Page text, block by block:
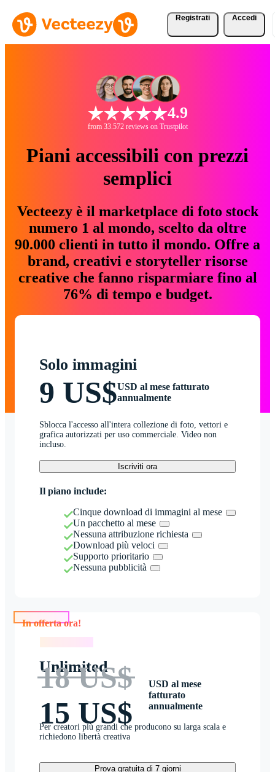
Registrati Accedi
4.9
from 33.572 reviews on Trustpilot
Piani accessibili con prezzi
semplici
Vecteezy è il marketplace di foto stock
numero 1 al mondo, scelto da oltre
90.000 clienti in tutto il mondo. Offre a
brand, creativi e storyteller risorse
creative che fanno risparmiare fino al
76% di tempo e budget.
Solo immagini
9 US$USD al mese fatturato
annualmente
Sblocca l'accesso all'intera collezione di foto, vettori e
grafica autorizzati per uso commerciale. Video non
incluso.
Iscriviti ora
Il piano include:
Cinque download di immagini al mese
Un pacchetto al mese
Nessuna attribuzione richiesta
Download più veloci
Supporto prioritario
Nessuna pubblicità
Unlimited
18 US$
15 US$
USD al mese
fatturato
annualmente
Per creatori più grandi che producono su larga scala e
richiedono libertà creativa
Prova gratuita di 7 giorni